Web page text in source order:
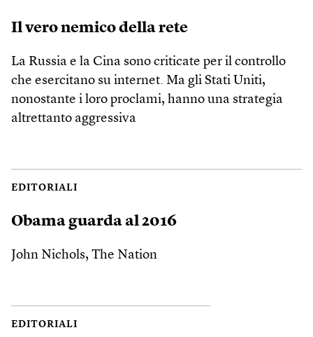
Il vero nemico della rete
La Russia e la Cina sono criticate per il controllo
che esercitano su internet. Ma gli Stati Uniti,
nonostante i loro proclami, hanno una strategia
altrettanto aggressiva
EDITORIALI
Obama guarda al 2016
John Nichols, The Nation
EDITORIALI